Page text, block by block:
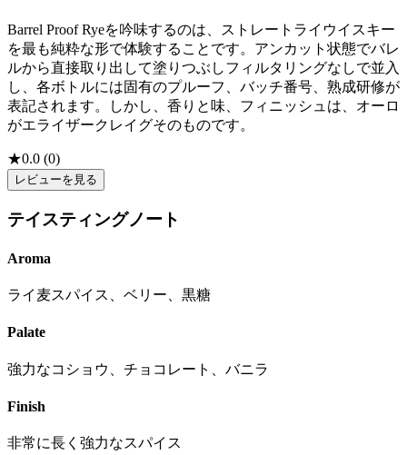
Barrel Proof Ryeを吟味するのは、ストレートライウイスキー
を最も純粋な形で体験することです。アンカット状態でバレ
ルから直接取り出して塗りつぶしフィルタリングなしで並入
し、各ボトルには固有のプルーフ、バッチ番号、熟成研修が
表記されます。しかし、香りと味、フィニッシュは、オーロ
がエライザークレイグそのものです。
★0.0 (0)
レビューを見る
テイスティングノート
Aroma
ライ麦スパイス、ベリー、黒糖
Palate
強力なコショウ、チョコレート、バニラ
Finish
非常に長く強力なスパイス